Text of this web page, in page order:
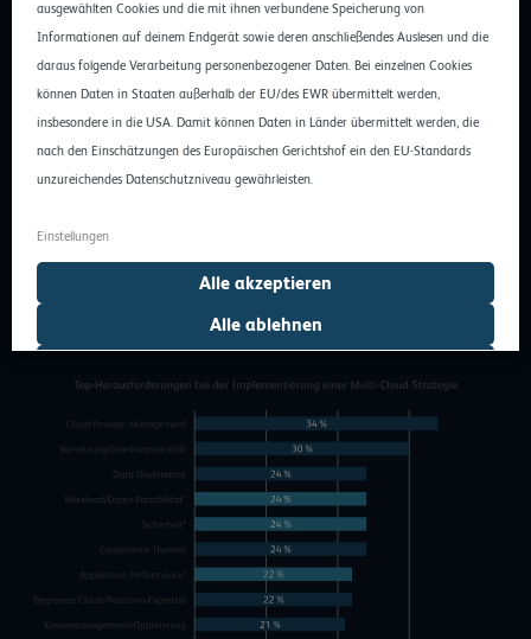
Zeitenwende bei der Entwicklung hybrider Multi-Cloud-Lösungen
Die Umsetzung von Multi-Cloud-Konzepten und die Einlösung der
damit verbundenen Erwartungen (Datensouveränität,
Kostenersparnis, Agilität etc.) ist jedoch nicht trivial. Die Spanne
der von den Befragten berichteten Herausforderungen reicht vom
Multi-Provider-Management über Konnektivitäts-,
Interoperabilitäts- und Datenmanagement-Themen bis hin zum
ganzheitlichen Kostenmanagement. Hinzu kommt noch eine
begrenzte Expertise in Sachen Multi-Cloud-Management auf
Seiten der Unternehmen.
ausgewählten Cookies und die mit ihnen verbundene Speicherung von
Informationen auf deinem Endgerät sowie deren anschließendes Auslesen und die
daraus folgende Verarbeitung personenbezogener Daten. Bei einzelnen Cookies
können Daten in Staaten außerhalb der EU/des EWR übermittelt werden,
insbesondere in die USA. Damit können Daten in Länder übermittelt werden, die
nach den Einschätzungen des Europäischen Gerichtshof ein den EU-Standards
unzureichendes Datenschutzniveau gewährleisten.
Einstellungen
Alle ablehnen
Alle akzeptieren